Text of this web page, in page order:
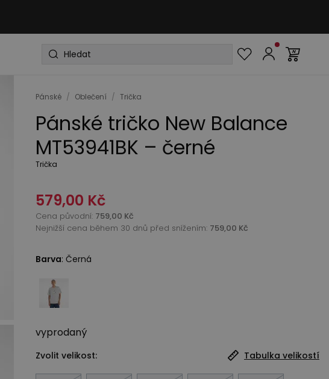
Pánské / Oblečení / Trička
Pánské tričko New Balance
MT53941BK – černé
Trička
579,00 Kč
Cena původní: 759,00 Kč
Nejnižší cena během 30 dnů před snížením: 759,00 Kč
Barva: Černá
vyprodaný
Zvolit velikost: Tabulka velikostí